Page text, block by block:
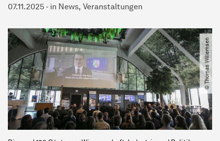
07.11.2025 - in News Veranstaltungen
© Thomas Willemsen